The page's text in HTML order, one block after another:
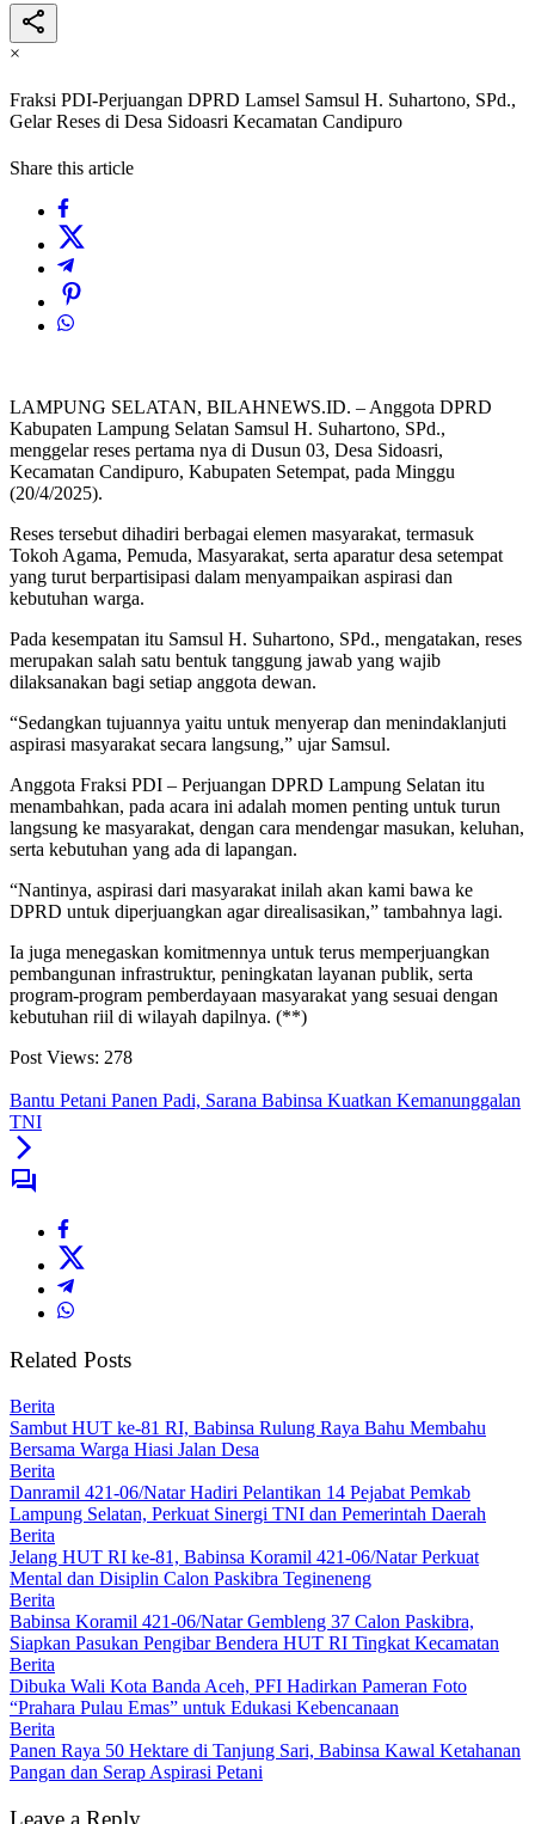
×
Fraksi PDI-Perjuangan DPRD Lamsel Samsul H. Suhartono, SPd.,
Gelar Reses di Desa Sidoasri Kecamatan Candipuro
Share this article
LAMPUNG SELATAN, BILAHNEWS.ID. – Anggota DPRD
Kabupaten Lampung Selatan Samsul H. Suhartono, SPd.,
menggelar reses pertama nya di Dusun 03, Desa Sidoasri,
Kecamatan Candipuro, Kabupaten Setempat, pada Minggu
(20/4/2025).
Reses tersebut dihadiri berbagai elemen masyarakat, termasuk
Tokoh Agama, Pemuda, Masyarakat, serta aparatur desa setempat
yang turut berpartisipasi dalam menyampaikan aspirasi dan
kebutuhan warga.
Pada kesempatan itu Samsul H. Suhartono, SPd., mengatakan, reses
merupakan salah satu bentuk tanggung jawab yang wajib
dilaksanakan bagi setiap anggota dewan.
“Sedangkan tujuannya yaitu untuk menyerap dan menindaklanjuti
aspirasi masyarakat secara langsung,” ujar Samsul.
Anggota Fraksi PDI – Perjuangan DPRD Lampung Selatan itu
menambahkan, pada acara ini adalah momen penting untuk turun
langsung ke masyarakat, dengan cara mendengar masukan, keluhan,
serta kebutuhan yang ada di lapangan.
“Nantinya, aspirasi dari masyarakat inilah akan kami bawa ke
DPRD untuk diperjuangkan agar direalisasikan,” tambahnya lagi.
Ia juga menegaskan komitmennya untuk terus memperjuangkan
pembangunan infrastruktur, peningkatan layanan publik, serta
program-program pemberdayaan masyarakat yang sesuai dengan
kebutuhan riil di wilayah dapilnya. (**)
Post Views: 278
Bantu Petani Panen Padi, Sarana Babinsa Kuatkan Kemanunggalan
TNI
Related Posts
Berita
Sambut HUT ke-81 RI, Babinsa Rulung Raya Bahu Membahu
Bersama Warga Hiasi Jalan Desa
Berita
Danramil 421-06/Natar Hadiri Pelantikan 14 Pejabat Pemkab
Lampung Selatan, Perkuat Sinergi TNI dan Pemerintah Daerah
Berita
Jelang HUT RI ke-81, Babinsa Koramil 421-06/Natar Perkuat
Mental dan Disiplin Calon Paskibra Tegineneng
Berita
Babinsa Koramil 421-06/Natar Gembleng 37 Calon Paskibra,
Siapkan Pasukan Pengibar Bendera HUT RI Tingkat Kecamatan
Berita
Dibuka Wali Kota Banda Aceh, PFI Hadirkan Pameran Foto
“Prahara Pulau Emas” untuk Edukasi Kebencanaan
Berita
Panen Raya 50 Hektare di Tanjung Sari, Babinsa Kawal Ketahanan
Pangan dan Serap Aspirasi Petani
Leave a Reply